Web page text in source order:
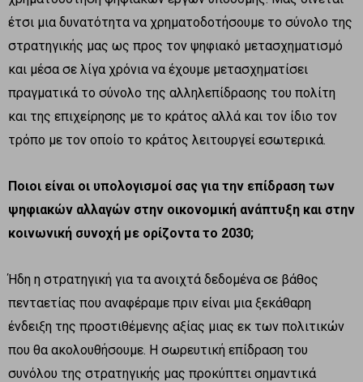
έτσι μια δυνατότητα να χρηματοδοτήσουμε το σύνολο της
στρατηγικής μας ως προς τον ψηφιακό μετασχηματισμό
και μέσα σε λίγα χρόνια να έχουμε μετασχηματίσει
πραγματικά το σύνολο της αλληλεπίδρασης του πολίτη
και της επιχείρησης με το κράτος αλλά και τον ίδιο τον
τρόπο με τον οποίο το κράτος λειτουργεί εσωτερικά.
Ποιοι είναι οι υπολογισμοί σας για την επίδραση των
ψηφιακών αλλαγών στην οικονομική ανάπτυξη και στην
κοινωνική συνοχή με ορίζοντα το 2030;
Ήδη η στρατηγική για τα ανοιχτά δεδομένα σε βάθος
πενταετίας που αναφέραμε πριν είναι μια ξεκάθαρη
ένδειξη της προστιθέμενης αξίας μιας εκ των πολιτικών
που θα ακολουθήσουμε. Η σωρευτική επίδραση του
συνόλου της στρατηγικής μας προκύπτει σημαντικά